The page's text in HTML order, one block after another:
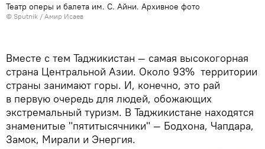
Театр оперы и балета им. С. Айни. Архивное фото
© Sputnik / Амир Исаев
Вместе с тем Таджикистан — самая высокогорная
страна Центральной Азии. Около 93% территории
страны занимают горы. И, конечно, это рай
в первую очередь для людей, обожающих
экстремальный туризм. В Таджикистане находятся
знаменитые "пятитысячники" — Бодхона, Чапдара,
Замок, Мирали и Энергия.